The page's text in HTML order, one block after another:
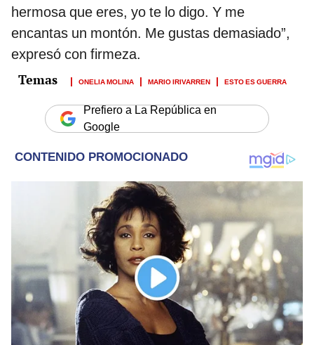
hermosa que eres, yo te lo digo. Y me
encantas un montón. Me gustas demasiado”,
expresó con firmeza.
ONELIA MOLINA MARIO IRIVARREN ESTO ES GUERRA
Prefiero a La República en
Google